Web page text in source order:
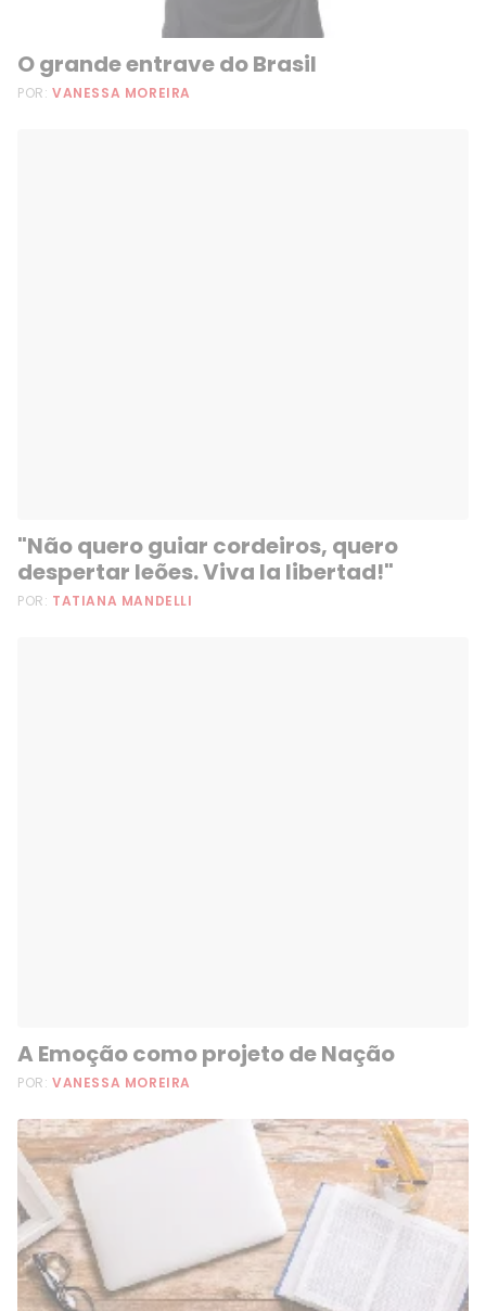
O grande entrave do Brasil
POR: VANESSA MOREIRA
"Não quero guiar cordeiros, quero
despertar leões. Viva la libertad!"
POR: TATIANA MANDELLI
A Emoção como projeto de Nação
POR: VANESSA MOREIRA